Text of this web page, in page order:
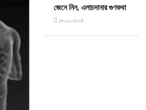
জেনে নিন, এলাচদানার গুণকথা
১৮-১১-২০১৪